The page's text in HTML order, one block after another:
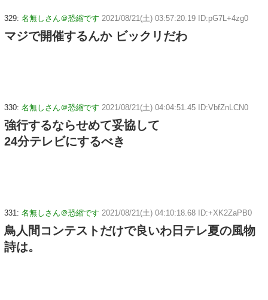
329: 名無しさん＠恐縮です 2021/08/21(土) 03:57:20.19 ID:pG7L+4zg0
マジで開催するんか ビックリだわ
330: 名無しさん＠恐縮です 2021/08/21(土) 04:04:51.45 ID:VbfZnLCN0
強行するならせめて妥協して
24分テレビにするべき
331: 名無しさん＠恐縮です 2021/08/21(土) 04:10:18.68 ID:+XK2ZaPB0
鳥人間コンテストだけで良いわ日テレ夏の風物
詩は。